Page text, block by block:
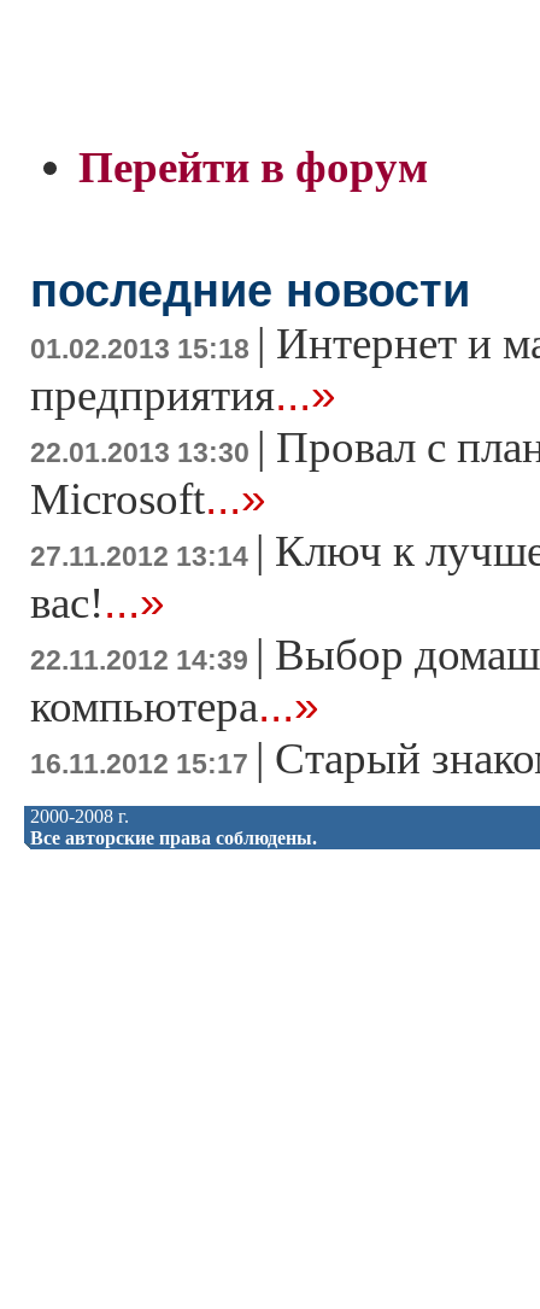
Перейти в форум
последние новости
01.02.2013 15:18 | Интернет и
предприятия...»
22.01.2013 13:30 | Провал с
Microsoft...»
27.11.2012 13:14 | Ключ к
вас!...»
22.11.2012 14:39 | Выбор
компьютера...»
16.11.2012 15:17 | Старый
2000-2008 г.
Все авторские права соблюдены.